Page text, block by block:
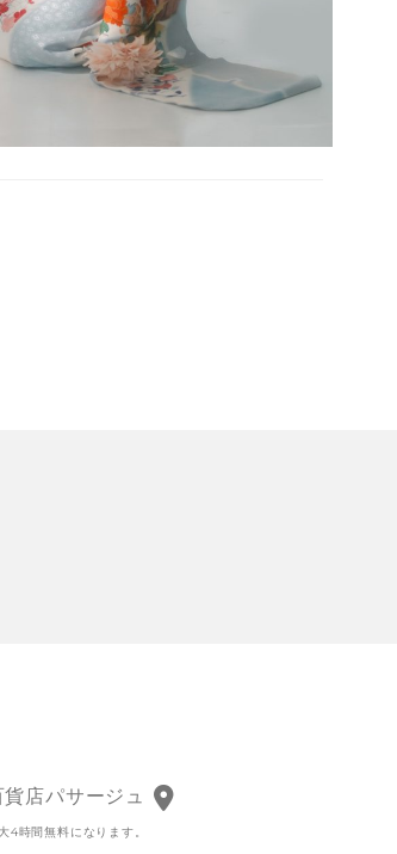
店パサージュ
時間無料になります。